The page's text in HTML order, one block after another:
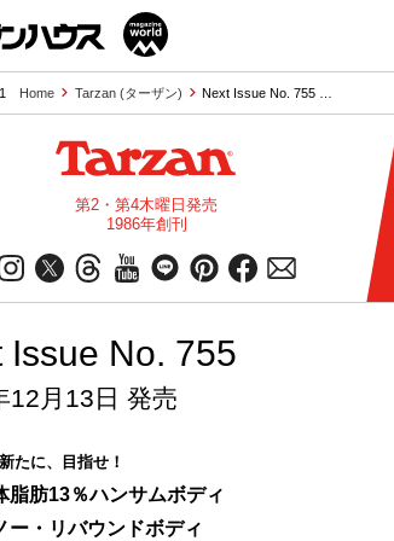
Home Tarzan (ターザン) Next Issue No. 755 …
第2・第4木曜日発売
1986年創刊
Issue No. 755
12月13日 発売
たに、目指せ！
脂肪13％ハンサムボディ
ー・リバウンドボディ